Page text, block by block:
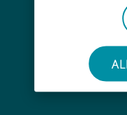
Partout via
Wi-Fi ou